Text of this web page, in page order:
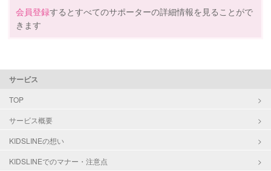
会員登録するとすべてのサポーターの詳細情報を見ることがで
きます
サービス
TOP
サービス概要
KIDSLINEの想い
KIDSLINEでのマナー・注意点